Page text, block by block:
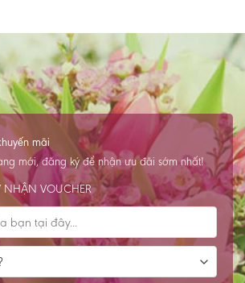
mãi
mới, đăng ký để nhận ưu đãi sớm nhất!
NHẬN VOUCHER